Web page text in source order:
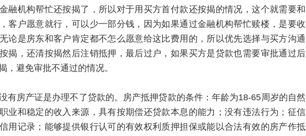
融机构帮忙还按揭了，所以对于用买方首付款还按揭的情况，这个就需要和
客户愿意就行，可以少一部分钱，因为如果通过金融机构帮忙赎楼，是要收
论是房东和客户肯定都不怎么愿意给这比费用的，所以优先选择与买方沟通
揭，还清按揭然后注销抵押，最后过户，如果买方是贷款也需要审批通过后
，避免审批不通过的情况。
有房产证是办理不了贷款的。房产抵押贷款的条件：年龄为18-65周岁的自然
业和稳定的收入来源，具有按期偿还贷款本息的能力；没有违法行为；征信
用记录；能够提供银行认可的有效权利质押担保或能以合法有效的房产作抵